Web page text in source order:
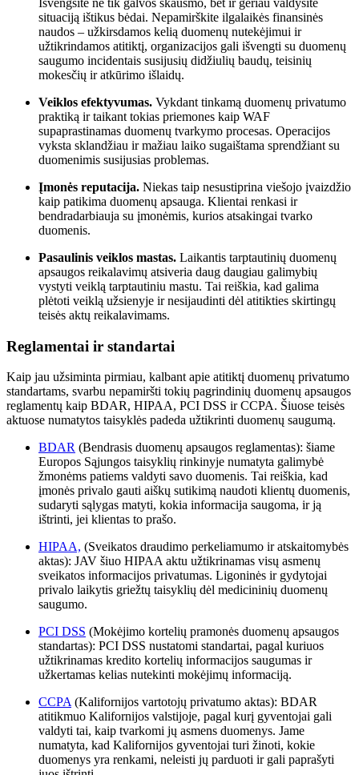
situaciją ištikus bėdai. Nepamirškite ilgalaikės finansinės
naudos – užkirsdamos kelią duomenų nutekėjimui ir
užtikrindamos atitiktį, organizacijos gali išvengti su duomenų
saugumo incidentais susijusių didžiulių baudų, teisinių
mokesčių ir atkūrimo išlaidų.
Veiklos efektyvumas. Vykdant tinkamą duomenų privatumo
praktiką ir taikant tokias priemones kaip WAF
supaprastinamas duomenų tvarkymo procesas. Operacijos
vyksta sklandžiau ir mažiau laiko sugaištama sprendžiant su
duomenimis susijusias problemas.
Įmonės reputacija. Niekas taip nesustiprina viešojo įvaizdžio
kaip patikima duomenų apsauga. Klientai renkasi ir
bendradarbiauja su įmonėmis, kurios atsakingai tvarko
duomenis.
Pasaulinis veiklos mastas. Laikantis tarptautinių duomenų
apsaugos reikalavimų atsiveria daug daugiau galimybių
vystyti veiklą tarptautiniu mastu. Tai reiškia, kad galima
plėtoti veiklą užsienyje ir nesijaudinti dėl atitikties skirtingų
teisės aktų reikalavimams.
Reglamentai ir standartai
Kaip jau užsiminta pirmiau, kalbant apie atitiktį duomenų privatumo
standartams, svarbu nepamiršti tokių pagrindinių duomenų apsaugos
reglamentų kaip BDAR, HIPAA, PCI DSS ir CCPA. Šiuose teisės
aktuose numatytos taisyklės padeda užtikrinti duomenų saugumą.
BDAR (Bendrasis duomenų apsaugos reglamentas): šiame
Europos Sąjungos taisyklių rinkinyje numatyta galimybė
žmonėms patiems valdyti savo duomenis. Tai reiškia, kad
įmonės privalo gauti aiškų sutikimą naudoti klientų duomenis,
sudaryti sąlygas matyti, kokia informacija saugoma, ir ją
ištrinti, jei klientas to prašo.
HIPAA, (Sveikatos draudimo perkeliamumo ir atskaitomybės
aktas): JAV šiuo HIPAA aktu užtikrinamas visų asmenų
sveikatos informacijos privatumas. Ligoninės ir gydytojai
privalo laikytis griežtų taisyklių dėl medicininių duomenų
saugumo.
PCI DSS (Mokėjimo kortelių pramonės duomenų apsaugos
standartas): PCI DSS nustatomi standartai, pagal kuriuos
užtikrinamas kredito kortelių informacijos saugumas ir
užkertamas kelias nutekinti mokėjimų informaciją.
CCPA (Kalifornijos vartotojų privatumo aktas): BDAR
atitikmuo Kalifornijos valstijoje, pagal kurį gyventojai gali
valdyti tai, kaip tvarkomi jų asmens duomenys. Jame
numatyta, kad Kalifornijos gyventojai turi žinoti, kokie
duomenys yra renkami, neleisti jų parduoti ir gali paprašyti